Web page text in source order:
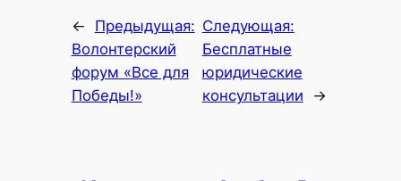
←
Предыдущая:
Волонтерский
форум «Все для
Победы!»
Следующая:
Бесплатные
юридические
консультации
→